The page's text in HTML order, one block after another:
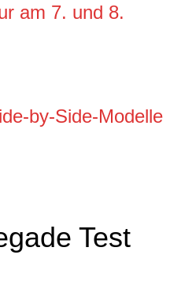
am 7. und 8.
by-Side-Modelle
Test